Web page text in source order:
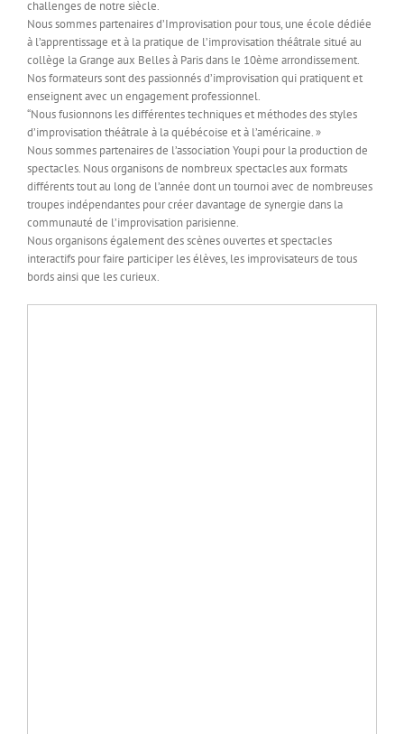
challenges de notre siècle.
Nous sommes partenaires d’Improvisation pour tous, une école dédiée
à l’apprentissage et à la pratique de l’improvisation théâtrale situé au
collège la Grange aux Belles à Paris dans le 10ème arrondissement.
Nos formateurs sont des passionnés d’improvisation qui pratiquent et
enseignent avec un engagement professionnel.
“Nous fusionnons les différentes techniques et méthodes des styles
d’improvisation théâtrale à la québécoise et à l’américaine. »
Nous sommes partenaires de l’association Youpi pour la production de
spectacles. Nous organisons de nombreux spectacles aux formats
différents tout au long de l’année dont un tournoi avec de nombreuses
troupes indépendantes pour créer davantage de synergie dans la
communauté de l’improvisation parisienne.
Nous organisons également des scènes ouvertes et spectacles
interactifs pour faire participer les élèves, les improvisateurs de tous
bords ainsi que les curieux.